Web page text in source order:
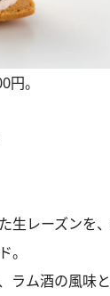
。
生レーズンを
。
ラム酒の風味